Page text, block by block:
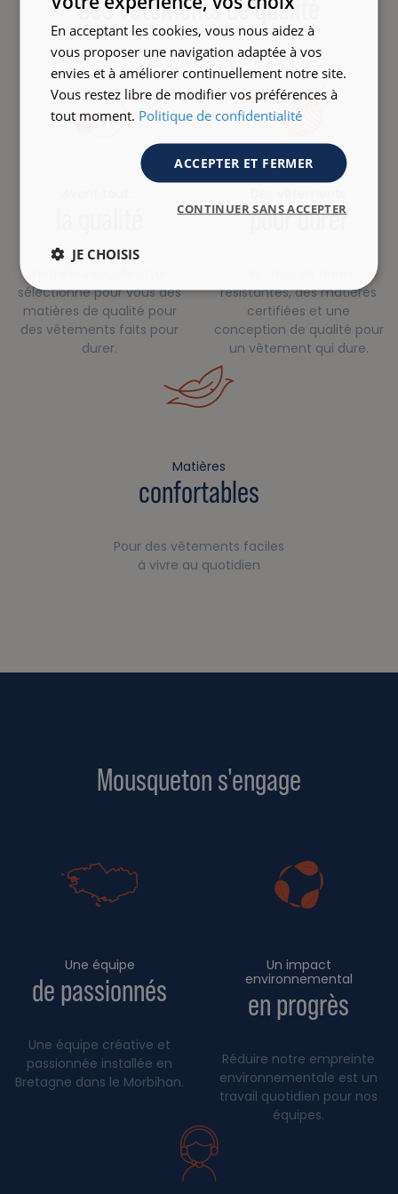
Des vêtements de qualité
sélectionne pour vous des
matières de qualité pour
des vêtements faits pour
durer.
pour durer
résistantes, des matières
certifiées et une
conception de qualité pour
un vêtement qui dure.
Matières
confortables
Pour des vêtements faciles
à vivre au quotidien
Mousqueton s'engage
Une équipe
de passionnés
Une équipe créative et
passionnée installée en
Bretagne dans le Morbihan.
Un impact
environnemental
en progrès
Réduire notre empreinte
environnementale est un
travail quotidien pour nos
équipes.
En acceptant les cookies, vous nous aidez à
vous proposer une navigation adaptée à vos
envies et à améliorer continuellement notre site.
Vous restez libre de modifier vos préférences à
tout moment. Politique de confidentialité
ACCEPTER ET FERMER
CONTINUER SANS ACCEPTER
JE CHOISIS